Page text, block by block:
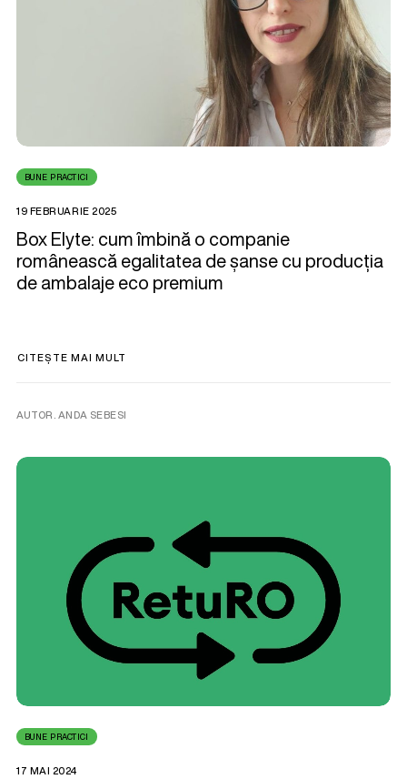
BUNE PRACTICI
19 FEBRUARIE 2025
Box Elyte: cum îmbină o companie
românească egalitatea de șanse cu producția
de ambalaje eco premium
CITEȘTE MAI MULT
AUTOR. ANDA SEBESI
BUNE PRACTICI
17 MAI 2024